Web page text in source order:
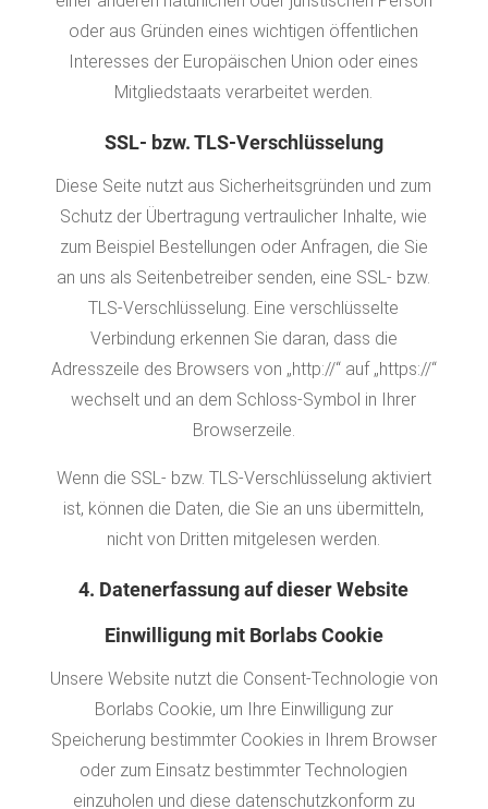
oder aus Gründen eines wichtigen öffentlichen
Interesses der Europäischen Union oder eines
Mitgliedstaats verarbeitet werden.
SSL- bzw. TLS-Verschlüsselung
Diese Seite nutzt aus Sicherheitsgründen und zum
Schutz der Übertragung vertraulicher Inhalte, wie
zum Beispiel Bestellungen oder Anfragen, die Sie
an uns als Seitenbetreiber senden, eine SSL- bzw.
TLS-Verschlüsselung. Eine verschlüsselte
Verbindung erkennen Sie daran, dass die
Adresszeile des Browsers von „http://“ auf „https://“
wechselt und an dem Schloss-Symbol in Ihrer
Browserzeile.
Wenn die SSL- bzw. TLS-Verschlüsselung aktiviert
ist, können die Daten, die Sie an uns übermitteln,
nicht von Dritten mitgelesen werden.
4. Datenerfassung auf dieser Website
Einwilligung mit Borlabs Cookie
Unsere Website nutzt die Consent-Technologie von
Borlabs Cookie, um Ihre Einwilligung zur
Speicherung bestimmter Cookies in Ihrem Browser
oder zum Einsatz bestimmter Technologien
einzuholen und diese datenschutzkonform zu